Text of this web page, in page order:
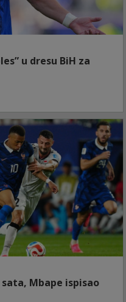
u dresu BiH za
Mbape ispisao